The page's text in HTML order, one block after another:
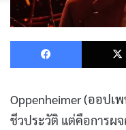
Oppenheimer (ออปเ
ชีวประวัติ แต่คือการผ